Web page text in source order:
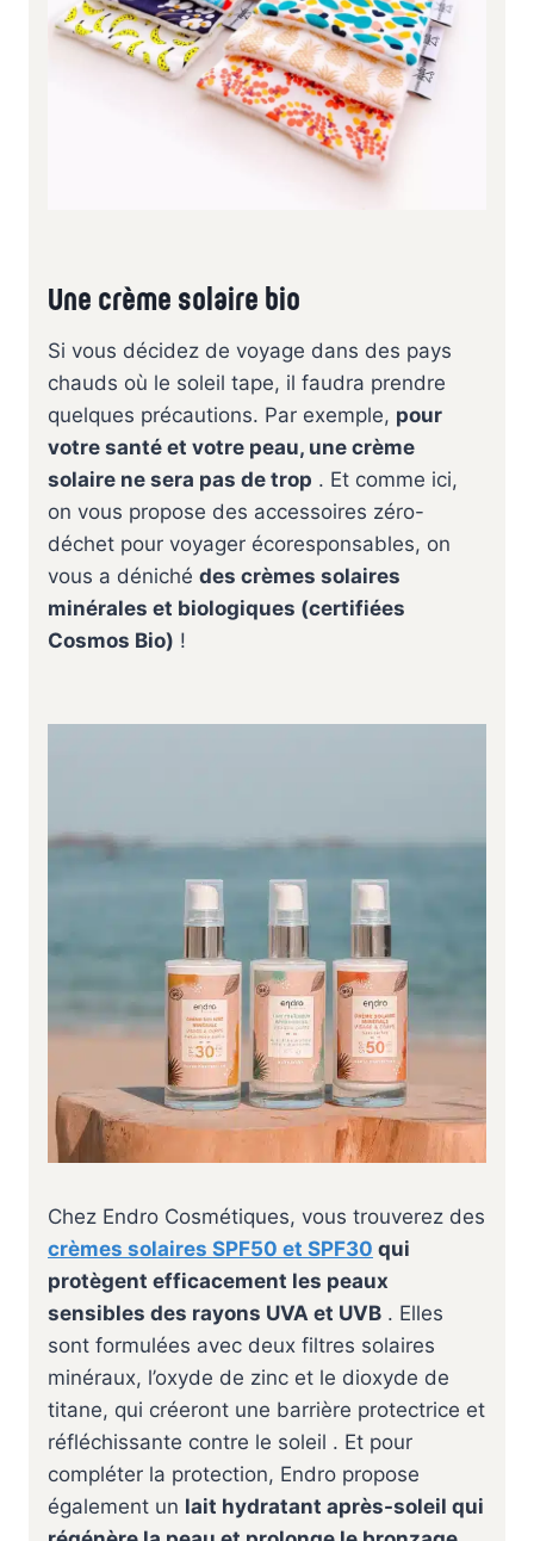
Une crème solaire bio
Si vous décidez de voyage dans des pays
chauds où le soleil tape, il faudra prendre
quelques précautions. Par exemple, pour
votre santé et votre peau, une crème
solaire ne sera pas de trop . Et comme ici,
on vous propose des accessoires zéro-
déchet pour voyager écoresponsables, on
vous a déniché des crèmes solaires
minérales et biologiques (certifiées
Cosmos Bio) !
Chez Endro Cosmétiques, vous trouverez des
crèmes solaires SPF50 et SPF30 qui
protègent efficacement les peaux
sensibles des rayons UVA et UVB . Elles
sont formulées avec deux filtres solaires
minéraux, l’oxyde de zinc et le dioxyde de
titane, qui créeront une barrière protectrice et
réfléchissante contre le soleil ️. Et pour
compléter la protection, Endro propose
également un lait hydratant après-soleil qui